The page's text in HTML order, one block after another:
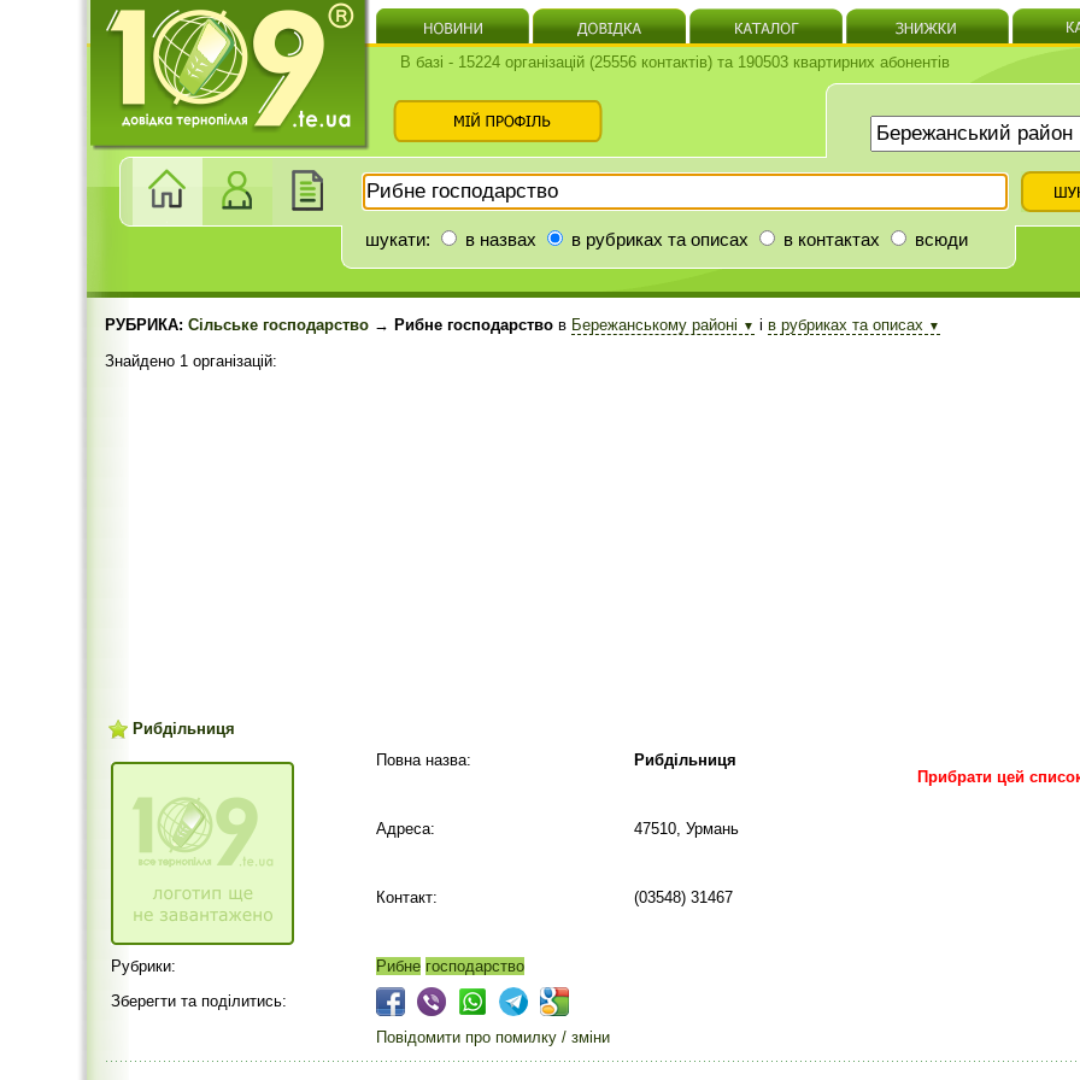
В базі - 15224 організацій (25556 контактів) та 190503 квартирних абонентів
шукати: в назвах в рубриках та описах в контактах всюди
РУБРИКА: Сільське господарство → Рибне господарство в Бережанському районі ▼ і в рубриках та описах ▼
Знайдено 1 організацій:
Рибдільниця
Прибрати цей
Повна назва: Рибдільниця
Адреса: 47510, Урмань
Контакт: (03548) 31467
Рубрики: Рибне господарство
Зберегти та поділитись:
Повідомити про помилку / зміни